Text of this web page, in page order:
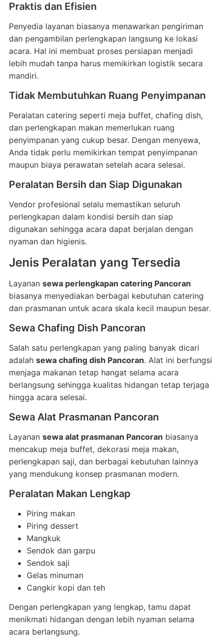
Praktis dan Efisien
Penyedia layanan biasanya menawarkan pengiriman
dan pengambilan perlengkapan langsung ke lokasi
acara. Hal ini membuat proses persiapan menjadi
lebih mudah tanpa harus memikirkan logistik secara
mandiri.
Tidak Membutuhkan Ruang Penyimpanan
Peralatan catering seperti meja buffet, chafing dish,
dan perlengkapan makan memerlukan ruang
penyimpanan yang cukup besar. Dengan menyewa,
Anda tidak perlu memikirkan tempat penyimpanan
maupun biaya perawatan setelah acara selesai.
Peralatan Bersih dan Siap Digunakan
Vendor profesional selalu memastikan seluruh
perlengkapan dalam kondisi bersih dan siap
digunakan sehingga acara dapat berjalan dengan
nyaman dan higienis.
Jenis Peralatan yang Tersedia
Layanan sewa perlengkapan catering Pancoran
biasanya menyediakan berbagai kebutuhan catering
dan prasmanan untuk acara skala kecil maupun besar.
Sewa Chafing Dish Pancoran
Salah satu perlengkapan yang paling banyak dicari
adalah sewa chafing dish Pancoran. Alat ini berfungsi
menjaga makanan tetap hangat selama acara
berlangsung sehingga kualitas hidangan tetap terjaga
hingga acara selesai.
Sewa Alat Prasmanan Pancoran
Layanan sewa alat prasmanan Pancoran biasanya
mencakup meja buffet, dekorasi meja makan,
perlengkapan saji, dan berbagai kebutuhan lainnya
yang mendukung konsep prasmanan modern.
Peralatan Makan Lengkap
Piring makan
Piring dessert
Mangkuk
Sendok dan garpu
Sendok saji
Gelas minuman
Cangkir kopi dan teh
Dengan perlengkapan yang lengkap, tamu dapat
menikmati hidangan dengan lebih nyaman selama
acara berlangsung.